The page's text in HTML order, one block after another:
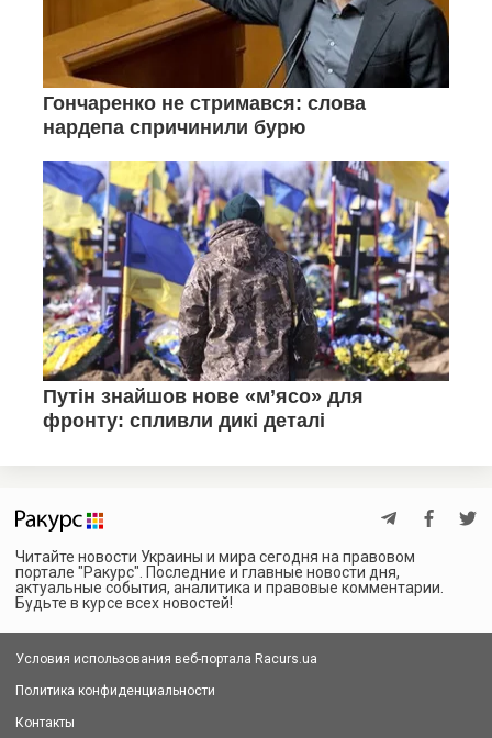
Читайте новости Украины и мира сегодня на правовом
портале "Ракурс". Последние и главные новости дня,
актуальные события, аналитика и правовые комментарии.
Будьте в курсе всех новостей!
Условия использования веб-портала Racurs.ua
Политика конфиденциальности
Контакты